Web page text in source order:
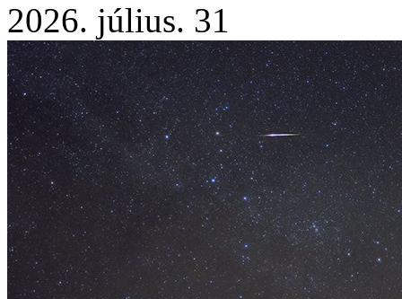
2026. július. 31